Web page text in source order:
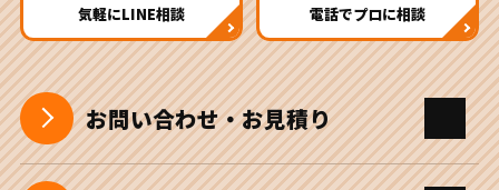
気軽にLINE相談 電話でプロに相談
お問い合わせ・お見積り